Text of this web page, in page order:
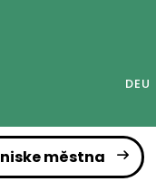
DEU
městna